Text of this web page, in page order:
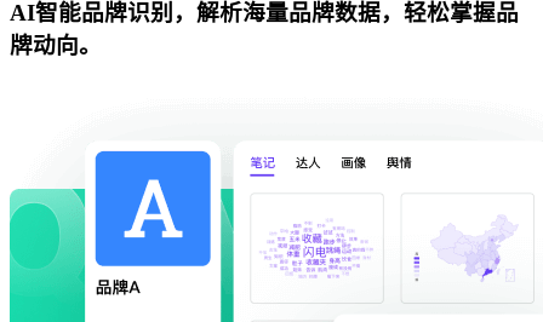
AI智能品牌识别，解析海量品牌数据，轻松掌握品
牌动向。